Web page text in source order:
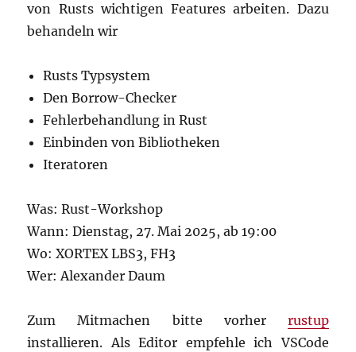
von Rusts wichtigen Features arbeiten. Dazu
behandeln wir
Rusts Typsystem
Den Borrow-Checker
Fehlerbehandlung in Rust
Einbinden von Bibliotheken
Iteratoren
Was: Rust-Workshop
Wann: Dienstag, 27. Mai 2025, ab 19:00
Wo: XORTEX LBS3, FH3
Wer: Alexander Daum
Zum Mitmachen bitte vorher rustup
installieren. Als Editor empfehle ich VSCode